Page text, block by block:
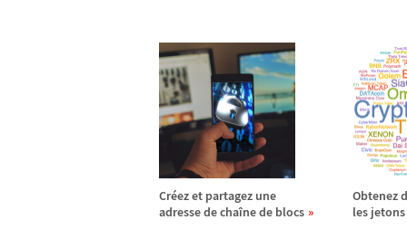
Créez et partagez une
adresse de chaîne de blocs
Obtenez
les jetons